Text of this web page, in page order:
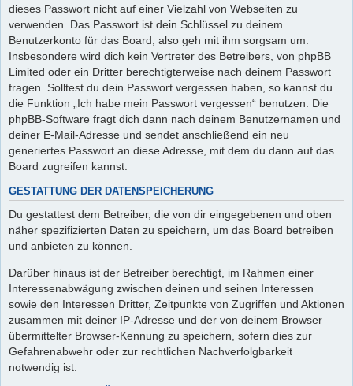
dieses Passwort nicht auf einer Vielzahl von Webseiten zu
verwenden. Das Passwort ist dein Schlüssel zu deinem
Benutzerkonto für das Board, also geh mit ihm sorgsam um.
Insbesondere wird dich kein Vertreter des Betreibers, von phpBB
Limited oder ein Dritter berechtigterweise nach deinem Passwort
fragen. Solltest du dein Passwort vergessen haben, so kannst du
die Funktion „Ich habe mein Passwort vergessen“ benutzen. Die
phpBB-Software fragt dich dann nach deinem Benutzernamen und
deiner E-Mail-Adresse und sendet anschließend ein neu
generiertes Passwort an diese Adresse, mit dem du dann auf das
Board zugreifen kannst.
GESTATTUNG DER DATENSPEICHERUNG
Du gestattest dem Betreiber, die von dir eingegebenen und oben
näher spezifizierten Daten zu speichern, um das Board betreiben
und anbieten zu können.
Darüber hinaus ist der Betreiber berechtigt, im Rahmen einer
Interessenabwägung zwischen deinen und seinen Interessen
sowie den Interessen Dritter, Zeitpunkte von Zugriffen und Aktionen
zusammen mit deiner IP-Adresse und der von deinem Browser
übermittelter Browser-Kennung zu speichern, sofern dies zur
Gefahrenabwehr oder zur rechtlichen Nachverfolgbarkeit
notwendig ist.